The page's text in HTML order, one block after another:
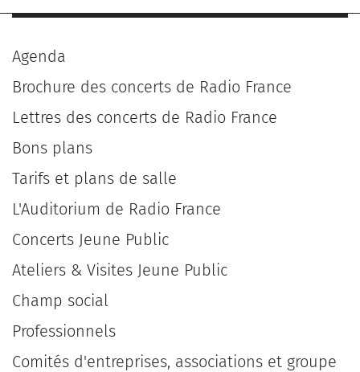
Agenda
Brochure des concerts de Radio France
Lettres des concerts de Radio France
Bons plans
Tarifs et plans de salle
L'Auditorium de Radio France
Concerts Jeune Public
Ateliers & Visites Jeune Public
Champ social
Professionnels
Comités d'entreprises, associations et groupe